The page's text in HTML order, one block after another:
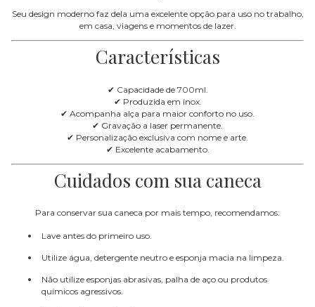
Seu design moderno faz dela uma excelente opção para uso no trabalho,
em casa, viagens e momentos de lazer.
Características
✔ Capacidade de 700ml.
✔ Produzida em inox.
✔ Acompanha alça para maior conforto no uso.
✔ Gravação a laser permanente.
✔ Personalização exclusiva com nome e arte.
✔ Excelente acabamento.
Cuidados com sua caneca
Para conservar sua caneca por mais tempo, recomendamos:
Lave antes do primeiro uso.
Utilize água, detergente neutro e esponja macia na limpeza.
Não utilize esponjas abrasivas, palha de aço ou produtos
químicos agressivos.